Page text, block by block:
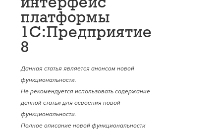
интерфейс
платформы
1С:Предприятие
8
Данная статья является анонсом новой
функциональности.
Не рекомендуется использовать содержание
данной статьи для освоения новой
функциональности.
Полное описание новой функциональности